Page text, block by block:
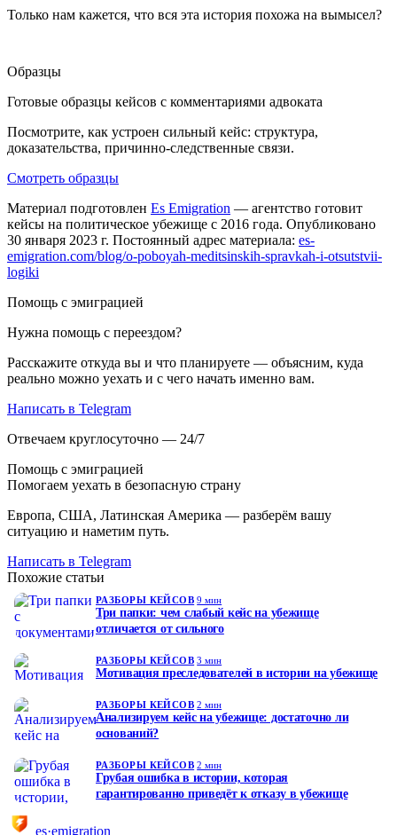
Только нам кажется, что вся эта история похожа на вымысел?
Образцы
Готовые образцы кейсов с комментариями адвоката
Посмотрите, как устроен сильный кейс: структура,
доказательства, причинно-следственные связи.
Смотреть образцы
Материал подготовлен Es Emigration — агентство готовит
кейсы на политическое убежище с 2016 года. Опубликовано
30 января 2023 г. Постоянный адрес материала: es-
emigration.com/blog/o-poboyah-meditsinskih-spravkah-i-otsutstvii-
logiki
Помощь с эмиграцией
Нужна помощь с переездом?
Расскажите откуда вы и что планируете — объясним, куда
реально можно уехать и с чего начать именно вам.
Написать в Telegram
Отвечаем круглосуточно — 24/7
Помощь с эмиграцией
Помогаем уехать в безопасную страну
Европа, США, Латинская Америка — разберём вашу
ситуацию и наметим путь.
Написать в Telegram
Похожие статьи
РАЗБОРЫ КЕЙСОВ 9 мин
Три папки: чем слабый кейс на убежище
отличается от сильного
РАЗБОРЫ КЕЙСОВ 3 мин
Мотивация преследователей в истории на убежище
РАЗБОРЫ КЕЙСОВ 2 мин
Анализируем кейс на убежище: достаточно ли
оснований?
РАЗБОРЫ КЕЙСОВ 2 мин
Грубая ошибка в истории, которая
гарантированно приведёт к отказу в убежище
es·emigration